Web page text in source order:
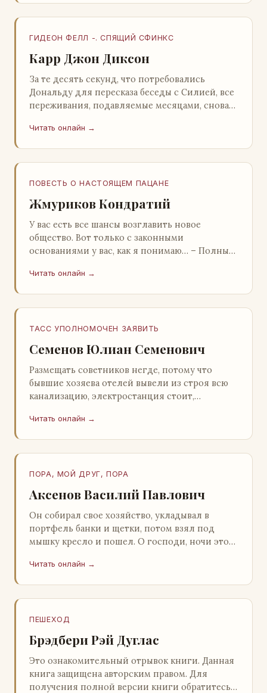
ГИДЕОН ФЕЛЛ -. СПЯЩИЙ СФИНКС
Карр Джон Диксон
За те десять секунд, что потребовались
Дональду для пересказа беседы с Силией, все
переживания, подавляемые месяцами, снова
среди…
Читать онлайн →
ПОВЕСТЬ О НАСТОЯЩЕМ ПАЦАНЕ
Жмуриков Кондратий
У вас есть все шансы возглавить новое
общество. Вот только с законными
основаниями у вас, как я понимаю… – Полный
Натанович. – Что ж, …
Читать онлайн →
ТАСС УПОЛНОМОЧЕН ЗАЯВИТЬ
Семенов Юлиан Семенович
Размещать советников негде, потому что
бывшие хозяева отелей вывели из строя всю
канализацию, электростанция стоит,
А. Алешин». …
Читать онлайн →
ПОРА, МОЙ ДРУГ, ПОРА
Аксенов Василий Павлович
Он собирал свое хозяйство, укладывал в
портфель банки и щетки, потом взял под
мышку кресло и пошел. О господи, ночи этой
заставлял…
Читать онлайн →
ПЕШЕХОД
Брэдбери Рэй Дуглас
Это ознакомительный отрывок книги. Данная
книга защищена авторским правом. Для
получения полной версии книги обратитесь к